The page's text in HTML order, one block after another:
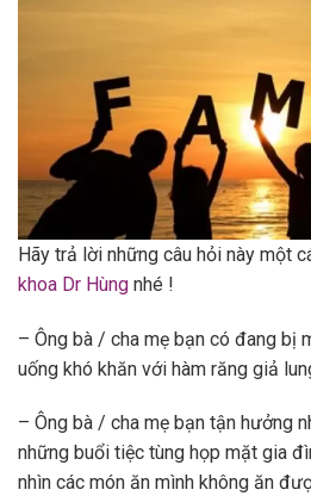
Hãy trả lời những câu hỏi này một
khoa Dr Hùng nhé !
– Ông bà / cha mẹ bạn có đang bị
uống khó khăn với hàm răng giả
– Ông bà / cha mẹ bạn tận hưởng
những buổi tiệc tùng họp mặt gia
nhìn các món ăn mình không ăn